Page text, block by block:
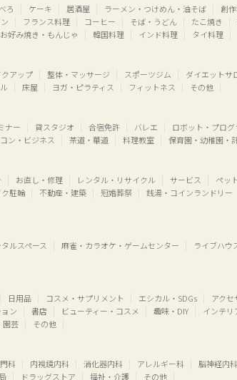
ろ ケーキ 居酒屋 ラーメン・つけめん・油そば 創
フランス料理 コーヒー そば・うどん たこ焼き
お好み焼き・もんじゃ 韓国料理 インド料理 タイ料理
アップ 整体・マッサージ スポーツジム ダイエットサ
床屋 ヨガ・ピラティス フィットネス その他
ナー 貸スタジオ 合宿免許 バレエ ロボット・プログ
ン・ビジネス 茶道・華道 料理教室 保育園・幼稚園・
お直し・修理 レンタル・リサイクル サービス ペッ
駐輪 不動産・建築 冠婚葬祭 銭湯・コインランドリー
タルスペース 麻雀・カラオケ・ゲームセンター ライブハウ
日用品 コスメ・サプリメント エシカル・SDGs アクセ
ン 書店 ビューティー・コスメ 趣味・DIY インテリ
園芸 その他
科 内視鏡内科 消化器内科 アレルギー科 脳神経内科
ドラッグストア 福祉・介護 その他